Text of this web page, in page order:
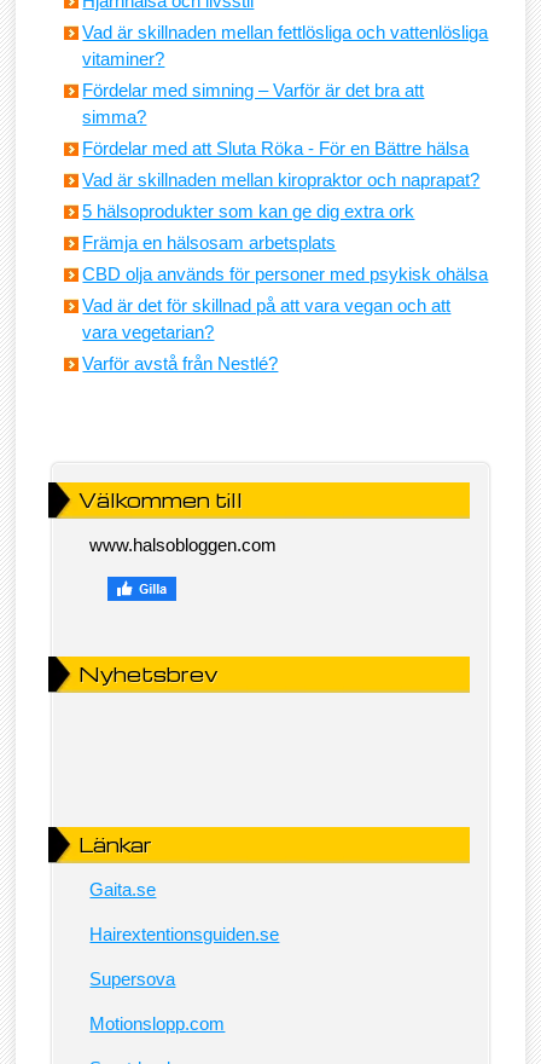
Vad är skillnaden mellan fettlösliga och vattenlösliga
vitaminer?
Fördelar med simning – Varför är det bra att
simma?
Fördelar med att Sluta Röka - För en Bättre hälsa
Vad är skillnaden mellan kiropraktor och naprapat?
5 hälsoprodukter som kan ge dig extra ork
Främja en hälsosam arbetsplats
CBD olja används för personer med psykisk ohälsa
Vad är det för skillnad på att vara vegan och att
vara vegetarian?
Varför avstå från Nestlé?
Välkommen till
www.halsobloggen.com
Nyhetsbrev
Länkar
Gaita.se
Hairextentionsguiden.se
Supersova
Motionslopp.com